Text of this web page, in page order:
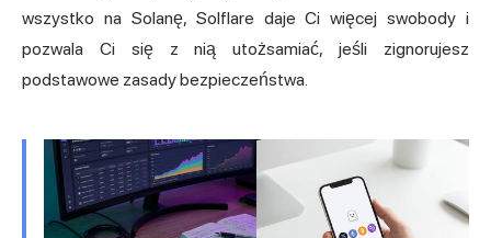
wszystko na Solanę, Solflare daje Ci więcej swobody i
pozwala Ci się z nią utożsamiać, jeśli zignorujesz
podstawowe zasady bezpieczeństwa.